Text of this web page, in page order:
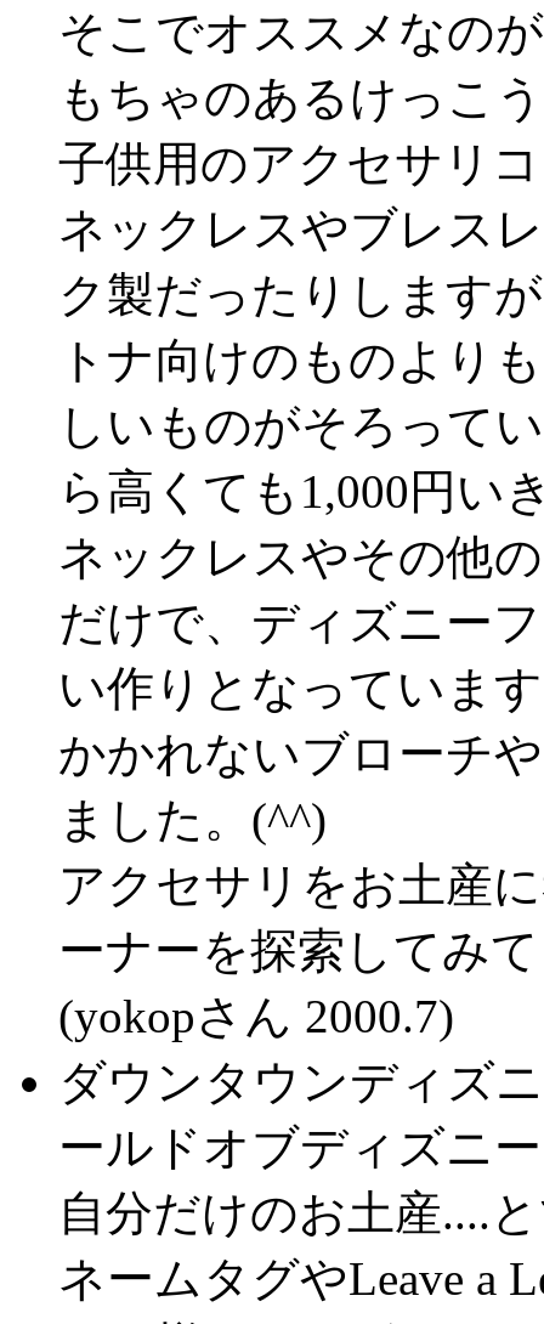
そこでオススメなの
もちゃのあるけっこ
子供用のアクセサリ
ネックレスやブレス
ク製だったりします
トナ向けのものより
しいものがそろって
ら高くても1,000円い
ネックレスやその他
だけで、ディズニー
い作りとなっていま
かかれないブローチ
ました。(^^)
アクセサリをお土産
ーナーを探索してみ
(yokopさん 2000.7)
ダウンタウンディズ
ールドオブディズニ
自分だけのお土産....
ネームタグやLeave a